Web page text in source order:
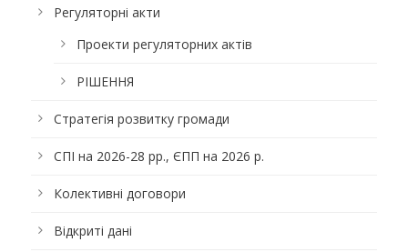
Регуляторні акти
Проекти регуляторних актів
РІШЕННЯ
Стратегія розвитку громади
СПІ на 2026-28 рр., ЄПП на 2026 р.
Колективні договори
Відкриті дані